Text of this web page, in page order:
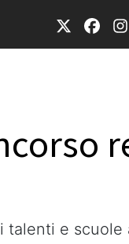
talenti e